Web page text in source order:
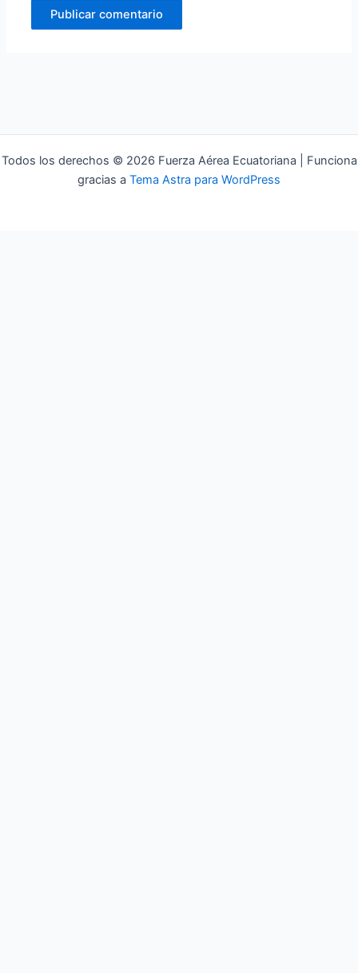
Todos los derechos © 2026 Fuerza Aérea Ecuatoriana | Funciona
gracias a Tema Astra para WordPress